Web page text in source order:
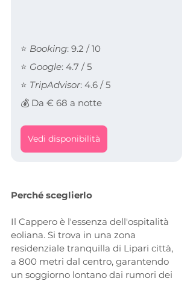
⭐ Booking: 9.2 / 10
⭐ Google: 4.7 / 5
⭐ TripAdvisor: 4.6 / 5
💰 Da € 68 a notte
Vedi disponibilità
Perché sceglierlo
Il Cappero è l'essenza dell'ospitalità
eoliana. Si trova in una zona
residenziale tranquilla di Lipari città,
a 800 metri dal centro, garantendo
un soggiorno lontano dai rumori dei